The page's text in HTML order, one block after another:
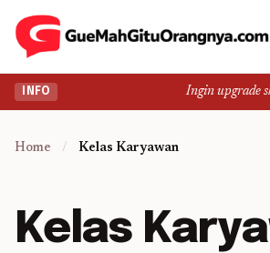
INFO Ingin upgrade
Home / Kelas Karyawan
Kelas